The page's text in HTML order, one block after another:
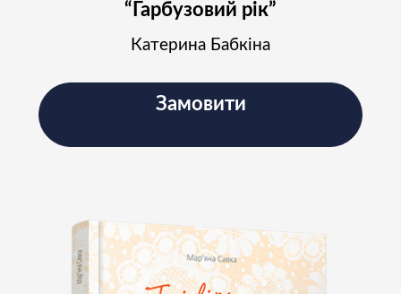
“Гарбузовий рік”
Катерина Бабкіна
Замовити